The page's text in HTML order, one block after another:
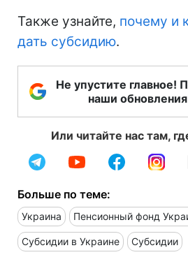
Также узнайте, почему и
дать субсидию.
Не упустите главное!
наши
Или читайте нас там,
Больше по теме:
Украина Пенсионный фонд
Субсидии в Украине Субсидии